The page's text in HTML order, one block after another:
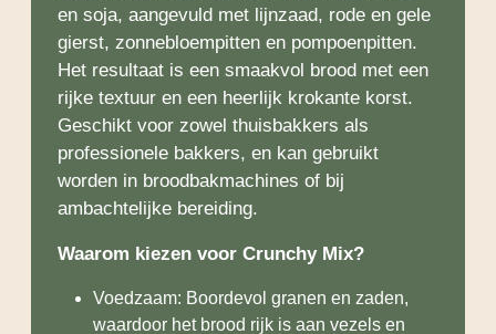
en soja, aangevuld met lijnzaad, rode en gele
gierst, zonnebloempitten en pompoenpitten.
Het resultaat is een smaakvol brood met een
rijke textuur en een heerlijk krokante korst.
Geschikt voor zowel thuisbakkers als
professionele bakkers, en kan gebruikt
worden in broodbakmachines of bij
ambachtelijke bereiding.
Waarom kiezen voor Crunchy Mix?
Voedzaam: Boordevol granen en zaden,
waardoor het brood rijk is aan vezels en